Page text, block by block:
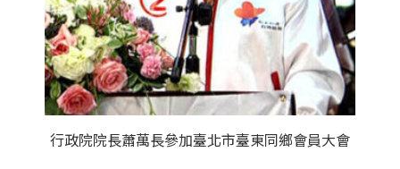
行政院院長蕭萬長參加臺北市臺東同鄉會員大會